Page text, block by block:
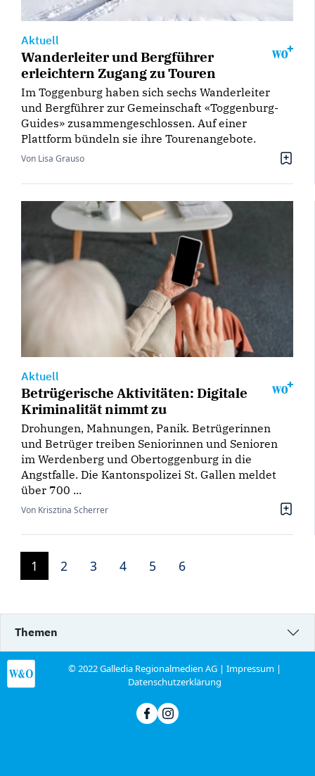
Aktuell
Wanderleiter und Bergführer
erleichtern Zugang zu Touren
Im Toggenburg haben sich sechs Wanderleiter
und Bergführer zur Gemeinschaft «Toggenburg-
Guides» zusammengeschlossen. Auf einer
Plattform bündeln sie ihre Tourenangebote.
Von Lisa Grauso
Aktuell
Betrügerische Aktivitäten: Digitale
Kriminalität nimmt zu
Drohungen, Mahnungen, Panik. Betrügerinnen
und Betrüger treiben Seniorinnen und Senioren
im Werdenberg und Obertoggenburg in die
Angstfalle. Die Kantonspolizei St. Gallen meldet
über 700 ...
Von Krisztina Scherrer
1 2 3 4 5 6
Themen
© 2022 Galledia Regionalmedien AG |Impressum |
Datenschutzerklärung